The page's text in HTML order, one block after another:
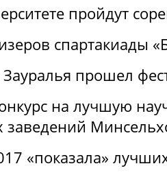
пройдут
спартакиады
прошел
на лучшую
«показала»